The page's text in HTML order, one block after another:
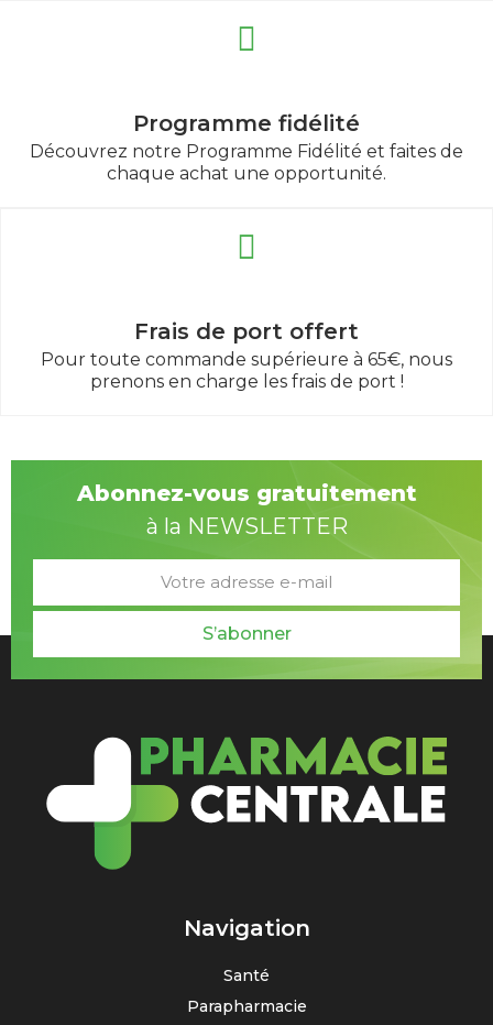
Programme fidélité
Découvrez notre Programme Fidélité et faites de
chaque achat une opportunité.
Frais de port offert
Pour toute commande supérieure à 65€, nous
prenons en charge les frais de port !
Abonnez-vous gratuitement
à la NEWSLETTER
S’abonner
Navigation
Santé
Parapharmacie